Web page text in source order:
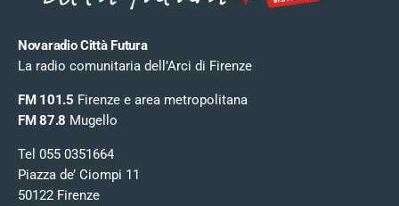
Novaradio Città Futura
La radio comunitaria dell’Arci di Firenze
FM 101.5 Firenze e area metropolitana
FM 87.8 Mugello
Tel 055 0351664
Piazza de’ Ciompi 11
50122 Firenze